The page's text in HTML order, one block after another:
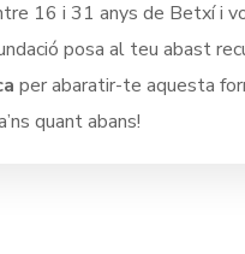
16 i 31 anys de Betxí i
posa al teu abast
per abaratir-te aquesta
quant abans!